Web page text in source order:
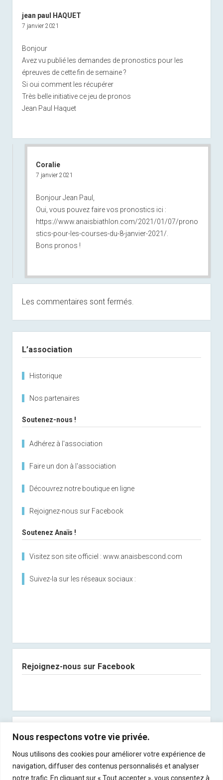
Nous respectons votre vie privée.
Nous utilisons des cookies pour améliorer votre expérience de
navigation, diffuser des contenus personnalisés et analyser
notre trafic. En cliquant sur « Tout accepter », vous consentez à
jean paul HAQUET
7 janvier 2021
Bonjour
Avez vu publié les demandes de pronostics pour les
épreuves de cette fin de semaine ?
Si oui comment les récupérer
Très belle initiative ce jeu de pronos
Jean Paul Haquet
Coralie
7 janvier 2021
Bonjour Jean Paul,
Oui, vous pouvez faire vos pronostics ici :
https://www.anaisbiathlon.com/2021/01/07/prono
stics-pour-les-courses-du-8-janvier-2021/
Bons pronos !
Les commentaires sont fermés.
L’association
Historique
Nos partenaires
Soutenez-nous !
Adhérez à l'association
Faire un don à l'association
Découvrez notre boutique en ligne
Rejoignez-nous sur Facebook
Soutenez Anaïs !
Visitez son site officiel : www.anaisbescond.com
Suivez-la sur les réseaux sociaux :
Rejoignez-nous sur Facebook
Abonnez-vous à notre newsletter
Recevez les derniers articles directement dans
votre boite mail !